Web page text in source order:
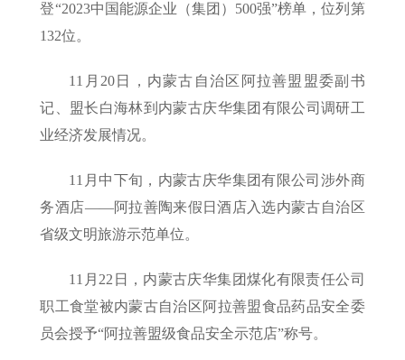
登“2023中国能源企业（集团）500强”榜单，位列第
132位。
11月20日，内蒙古自治区阿拉善盟盟委副书
记、盟长白海林到内蒙古庆华集团有限公司调研工
业经济发展情况。
11月中下旬，内蒙古庆华集团有限公司涉外商
务酒店——阿拉善陶来假日酒店入选内蒙古自治区
省级文明旅游示范单位。
11月22日，内蒙古庆华集团煤化有限责任公司
职工食堂被内蒙古自治区阿拉善盟食品药品安全委
员会授予“阿拉善盟级食品安全示范店”称号。